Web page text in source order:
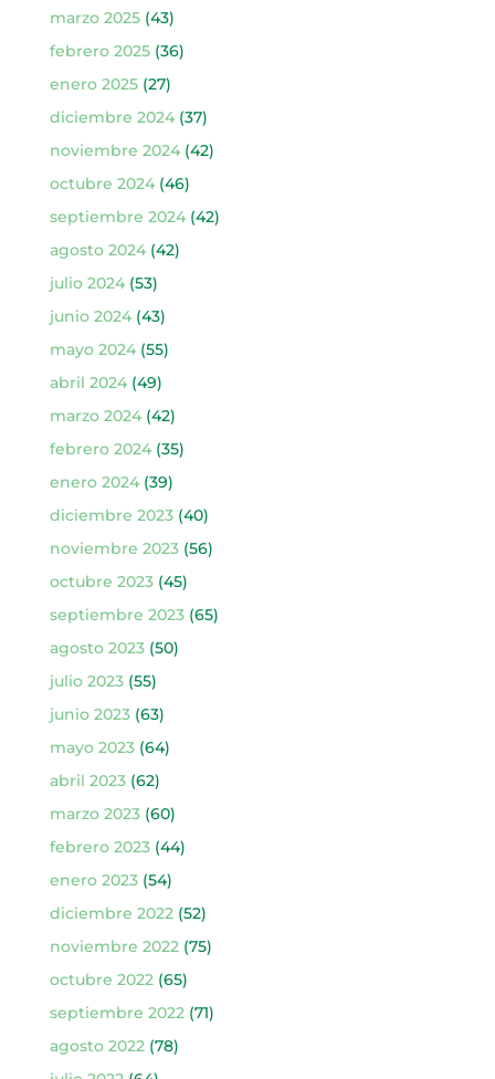
marzo 2025(43)
febrero 2025(36)
enero 2025(27)
diciembre 2024(37)
noviembre 2024(42)
octubre 2024(46)
septiembre 2024(42)
agosto 2024(42)
julio 2024(53)
junio 2024(43)
mayo 2024(55)
abril 2024(49)
marzo 2024(42)
febrero 2024(35)
enero 2024(39)
diciembre 2023(40)
noviembre 2023(56)
octubre 2023(45)
septiembre 2023(65)
agosto 2023(50)
julio 2023(55)
junio 2023(63)
mayo 2023(64)
abril 2023(62)
marzo 2023(60)
febrero 2023(44)
enero 2023(54)
diciembre 2022(52)
noviembre 2022(75)
octubre 2022(65)
septiembre 2022(71)
agosto 2022(78)